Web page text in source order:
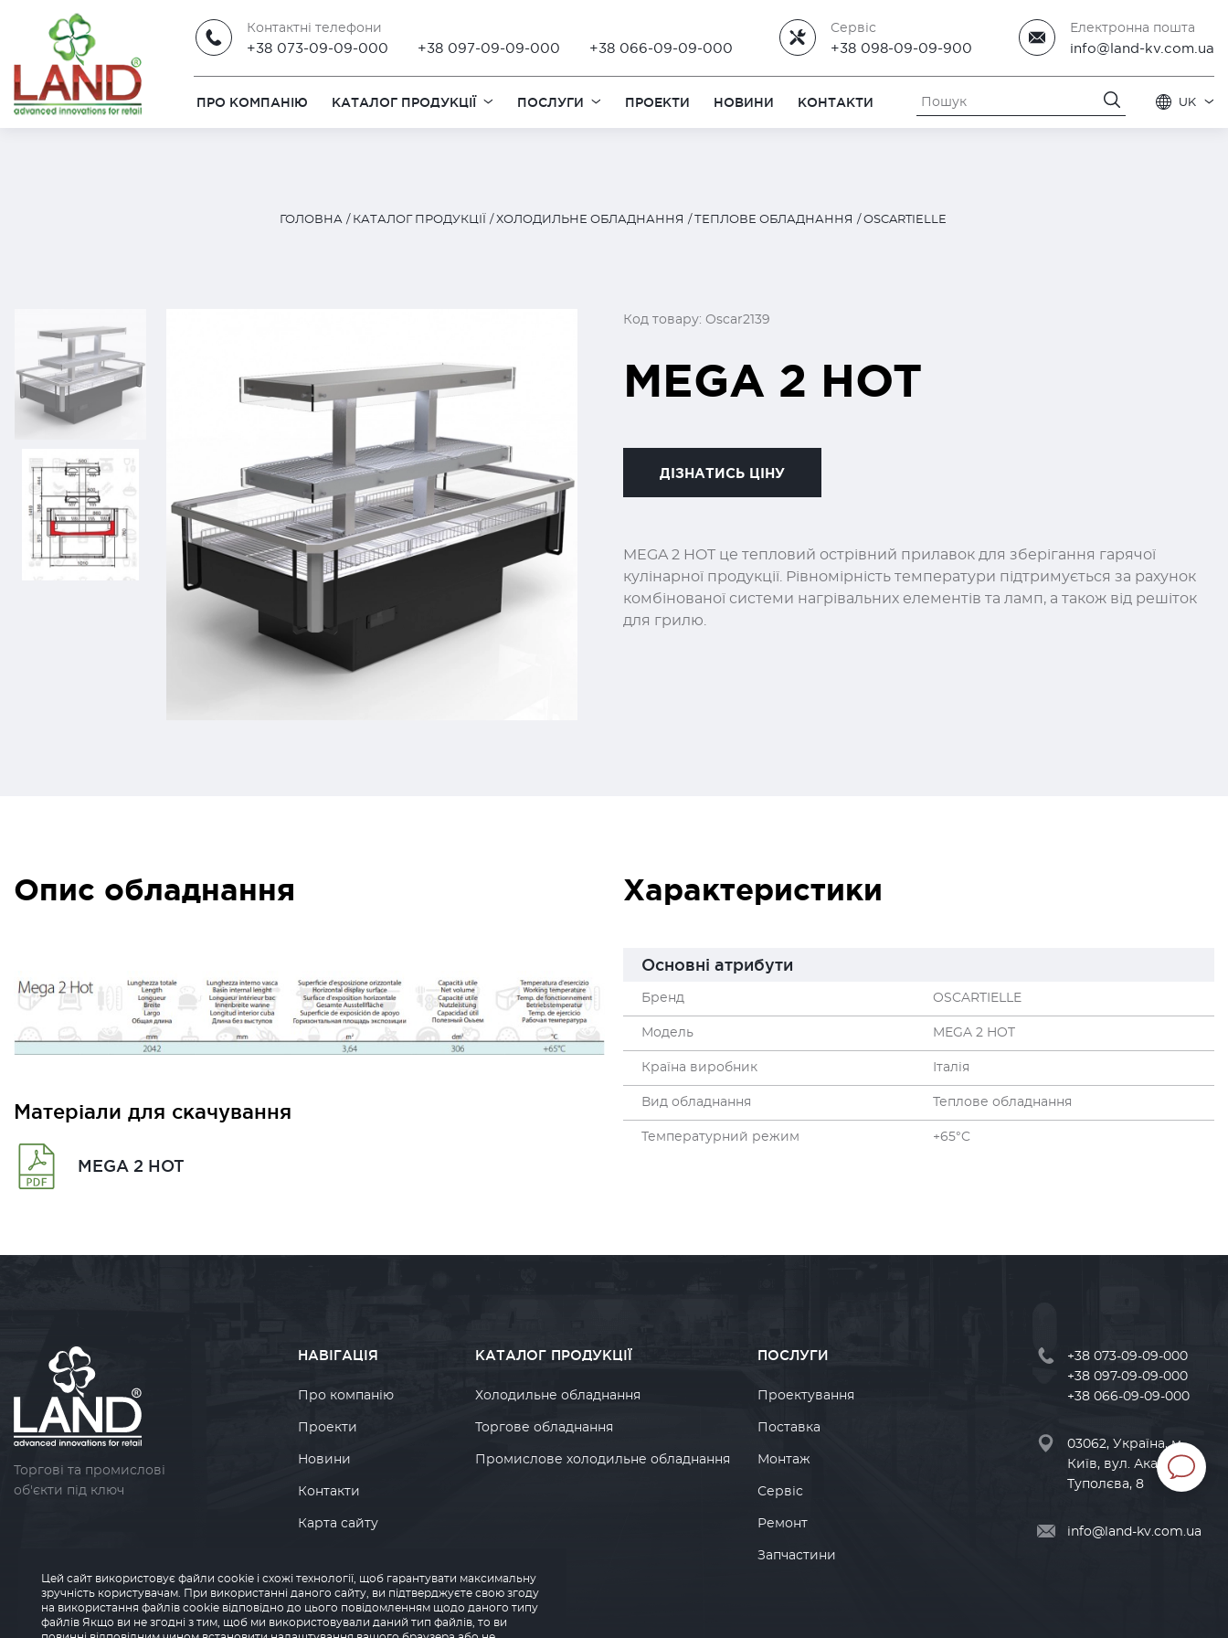
Контактні телефони
+38 073-09-09-000 +38 097-09-09-000 +38 066-09-09-000
Сервіс
+38 098-09-09-900
Електронна пошта
info@land-kv.com.ua
ПРО КОМПАНІЮ КАТАЛОГ ПРОДУКЦІЇ ПОСЛУГИ ПРОЕКТИ НОВИНИ КОНТАКТИ UK
ГОЛОВНА КАТАЛОГ ПРОДУКЦІЇ ХОЛОДИЛЬНЕ ОБЛАДНАННЯ ТЕПЛОВЕ ОБЛАДНАННЯ OSCARTIELLE
Код товару: Oscar2139
MEGA 2 HOT
ДІЗНАТИСЬ ЦІНУ
MEGA 2 HOT це тепловий острівний прилавок для зберігання гарячої
кулінарної продукції. Рівномірність температури підтримується за рахунок
комбінованої системи нагрівальних елементів та ламп, а також від решіток
для грилю.
Опис обладнання
Матеріали для скачування
MEGA 2 HOT
Характеристики
Основні атрибути
Бренд OSCARTIELLE
Модель MEGA 2 HOT
Країна виробник Італія
Вид обладнання Теплове обладнання
Температурний режим +65°C
Торгові та промислові
об'єкти під ключ
НАВІГАЦІЯ
Про компанію
Проекти
Новини
Контакти
Карта сайту
конфіденційності
КАТАЛОГ ПРОДУКЦІЇ
Холодильне обладнання
Торгове обладнання
Промислове холодильне обладнання
ПОСЛУГИ
Проектування
Поставка
Монтаж
Сервіс
Ремонт
Запчастини
+38 073-09-09-000
+38 097-09-09-000
+38 066-09-09-000
03062, Україна, м
Київ, вул. Академіка
Туполєва, 8
info@land-kv.com.ua
Цей сайт використовує файли cookie і схожі технології, щоб гарантувати максимальну
зручність користувачам. При використанні даного сайту, ви підтверджуєте свою згоду
на використання файлів cookie відповідно до цього повідомленням щодо даного типу
файлів Якщо ви не згодні з тим, щоб ми використовували даний тип файлів, то ви